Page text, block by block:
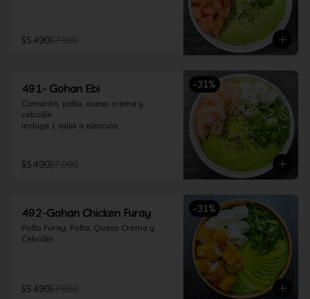
$5.490$7.990
-31%
491- Gohan Ebi
Camarón, palta, queso crema y
cebollín
Incluye 1 salsa a elección.
$5.490$7.990
-31%
492-Gohan Chicken Furay
Pollo Furay, Palta, Queso Crema y
Cebollín
$5.490$7.990